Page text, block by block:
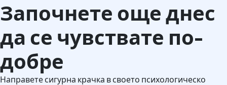
Започнете още днес
да се чувствате по-
добре
Направете сигурна крачка в своето психологическо